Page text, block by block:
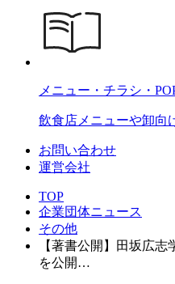
メニュー・チラシ・
飲食店メニューや卸向
お問い合わせ
運営会社
TOP
企業団体ニュース
その他
【著書公開】田坂広
を公開…